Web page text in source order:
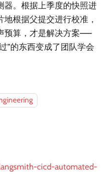
器。根据上季度的快照进
根据父提交进行校准，
预算，才是解决方案——
”的东西变成了团队学会
cicd-automated-